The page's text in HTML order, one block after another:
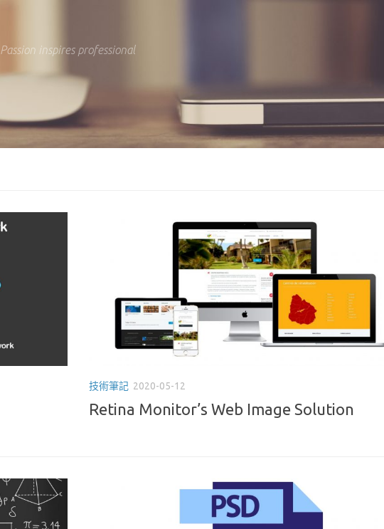
Passion inspires professional
技術筆記 2020-05-12
Retina Monitor’s Web Image Solution